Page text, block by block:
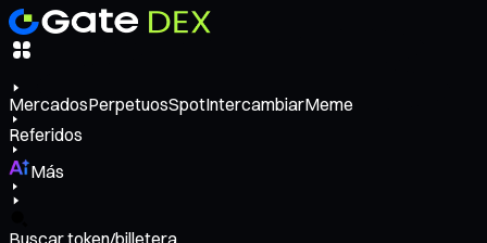
MercadosPerpetuosSpotIntercambiarMeme
Referidos
Más